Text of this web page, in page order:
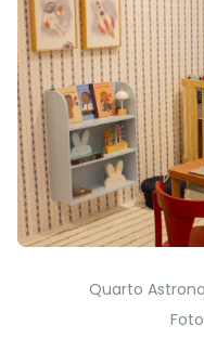
Quarto